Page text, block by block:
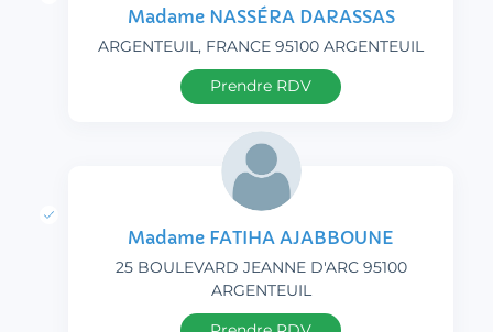
Madame NASSÉRA DARASSAS
ARGENTEUIL, FRANCE 95100 ARGENTEUIL
Prendre RDV
Madame FATIHA AJABBOUNE
25 BOULEVARD JEANNE D'ARC 95100
ARGENTEUIL